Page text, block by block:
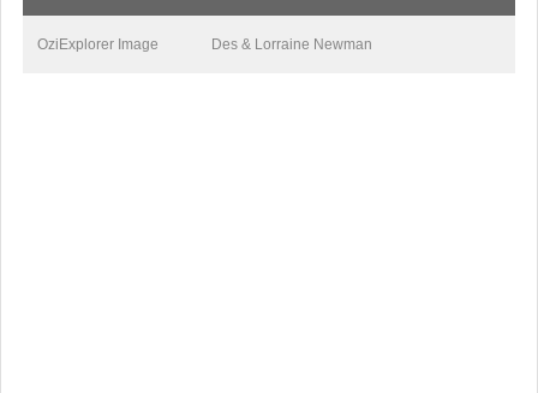
OziExplorer Image Des & Lorraine Newman